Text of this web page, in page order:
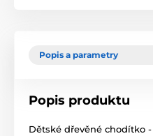
Popis a parametry
Popis produktu
Dětské dřevěné chodítko